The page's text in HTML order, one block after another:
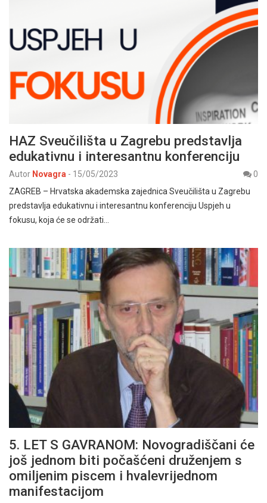
HAZ Sveučilišta u Zagrebu predstavlja
edukativnu i interesantnu konferenciju
Autor Novagra - 15/05/2023
0
ZAGREB – Hrvatska akademska zajednica Sveučilišta u Zagrebu
predstavlja edukativnu i interesantnu konferenciju Uspjeh u
fokusu, koja će se održati…
5. LET S GAVRANOM: Novogradiščani će
još jednom biti počašćeni druženjem s
omiljenim piscem i hvalevrijednom
manifestacijom